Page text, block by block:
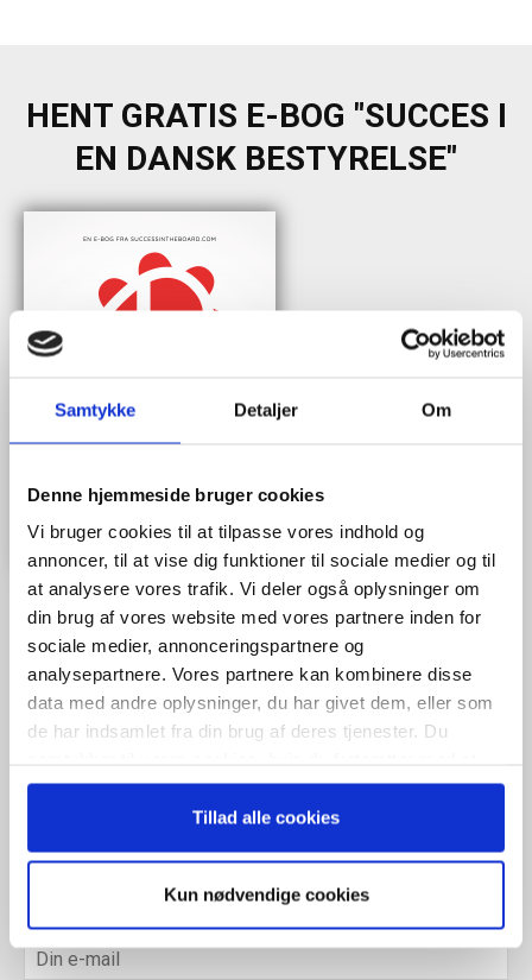
Samtykke Detaljer Om
Denne hjemmeside bruger cookies
Vi bruger cookies til at tilpasse vores indhold og
annoncer, til at vise dig funktioner til sociale medier og til
at analysere vores trafik. Vi deler også oplysninger om
din brug af vores website med vores partnere inden for
sociale medier, annonceringspartnere og
analysepartnere. Vores partnere kan kombinere disse
data med andre oplysninger, du har givet dem, eller som
de har indsamlet fra din brug af deres tjenester. Du
anvende vores hjemmeside.
Tillad alle cookies
Kun nødvendige cookies
HENT GRATIS E-BOG "SUCCES I
EN DANSK BESTYRELSE"
Når du trykker "modtag bogen" bliver du tilmeldt Bestyrelsesguidens
Tilmeld
Modtag bogen direkte i din
mailboks